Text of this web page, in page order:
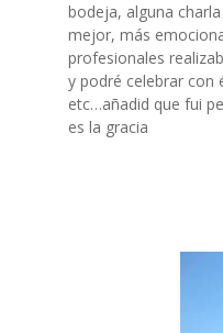
bodeja, alguna
mejor, más
profesionales
y podré celebrar con
etc…añadid que fui
es la gracia